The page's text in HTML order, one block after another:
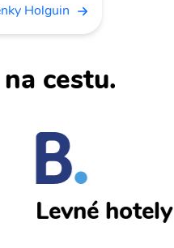
Holguin
cestu.
Levné hotely